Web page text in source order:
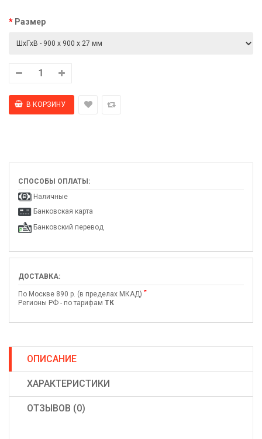
Размер
СПОСОБЫ ОПЛАТЫ:
Наличные
Банковская карта
Банковский перевод
ДОСТАВКА:
По Москве 890 р. (в пределах МКАД) *
Регионы РФ - по тарифам ТК
ОПИСАНИЕ
ХАРАКТЕРИСТИКИ
ОТЗЫВОВ (0)